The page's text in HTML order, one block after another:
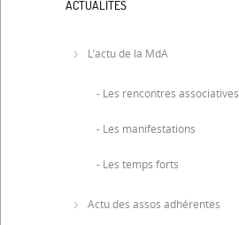
ACTUALITÉS
L’actu de la MdA
- Les rencontres associatives
- Les manifestations
- Les temps forts
Actu des assos adhérentes